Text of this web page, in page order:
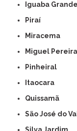
Iguaba Grande
Piraí
Miracema
Miguel Pereira
Pinheiral
Itaocara
Quissamã
São José do